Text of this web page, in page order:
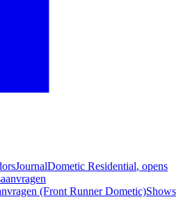
JournalDometic Residential, opens
(Front Runner Dometic)Shows